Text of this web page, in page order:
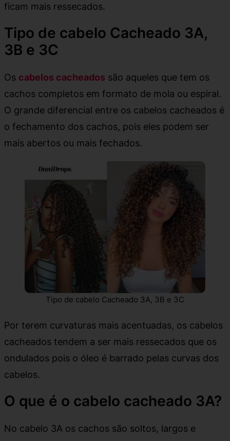
ficam mais ressecados.
Tipo de cabelo Cacheado 3A,
3B e 3C
Os cabelos cacheados são aqueles que tem os
cachos completos em formato de mola ou espiral.
O grande diferencial entre os cabelos cacheados é
o fechamento dos cachos, pois eles podem ser
mais abertos ou mais fechados.
Tipo de cabelo Cacheado 3A, 3B e 3C
Por terem curvaturas mais acentuadas, os cabelos
cacheados tendem a ser mais ressecados que os
ondulados pois o óleo é barrado pelas curvas dos
cabelos.
O que é o cabelo cacheado 3A?
No cabelo 3A os cachos são soltos, largos e